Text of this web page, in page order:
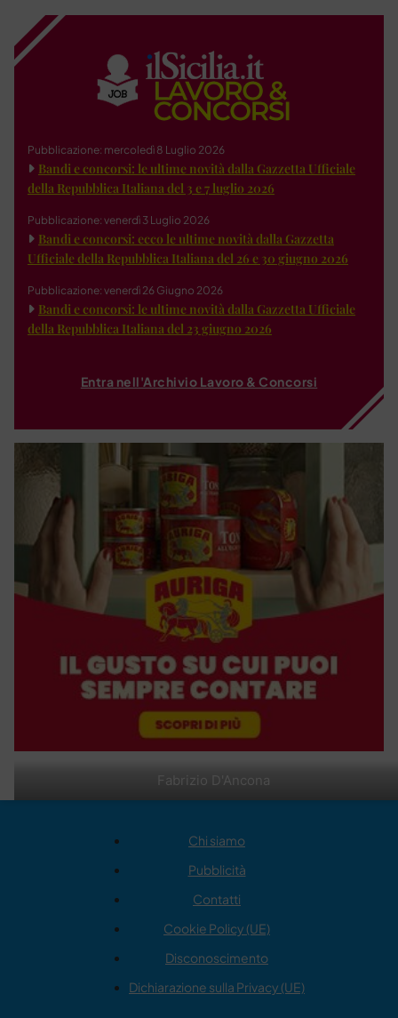
Fabrizio D'Ancona
Pubblicazione: mercoledì 8 Luglio 2026
Bandi e concorsi: le ultime novità dalla Gazzetta Ufficiale
della Repubblica Italiana del 3 e 7 luglio 2026
Pubblicazione: venerdì 3 Luglio 2026
Bandi e concorsi: ecco le ultime novità dalla Gazzetta
Ufficiale della Repubblica Italiana del 26 e 30 giugno 2026
Pubblicazione: venerdì 26 Giugno 2026
Bandi e concorsi: le ultime novità dalla Gazzetta Ufficiale
della Repubblica Italiana del 23 giugno 2026
Entra nell'Archivio Lavoro & Concorsi
Chi siamo
Pubblicità
Contatti
Cookie Policy (UE)
Disconoscimento
Dichiarazione sulla Privacy (UE)